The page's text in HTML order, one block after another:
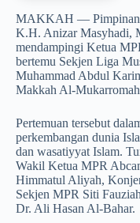
MAKKAH — Pimpinan
K.H. Anizar Masyhadi,
mendampingi Ketua
bertemu Sekjen Liga
Muhammad Abdul
Makkah Al-
Pertemuan tersebut
perkembangan dunia
dan wasatiyyat Islam.
Wakil Ketua MPR
Himmatul Aliyah,
Sekjen MPR Siti
Dr. Ali Hasan Al-Bahar.